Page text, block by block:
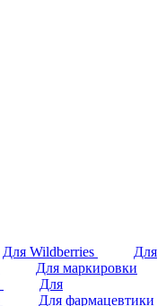
Для Wildberries
Для
Для маркировки
Для
Для фармацевтики